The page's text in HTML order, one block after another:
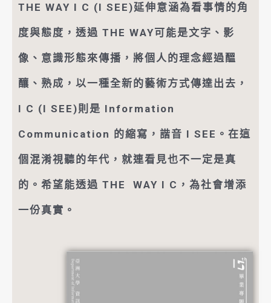
THE WAY I C (I SEE)延伸意涵為看事情的角
度與態度，透過 THE WAY可能是文字、影
像、意識形態來傳播，將個人的理念經過醞
釀、熟成，以一種全新的藝術方式傳達出去，
I C (I SEE)則是 Information
Communication 的縮寫，諧音 I SEE。在這
個混淆視聽的年代，就連看見也不一定是真
的。希望能透過 THE WAY I C，為社會增添
一份真實。